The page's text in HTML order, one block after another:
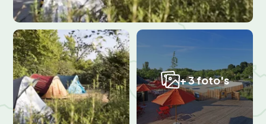
+ 3 foto's